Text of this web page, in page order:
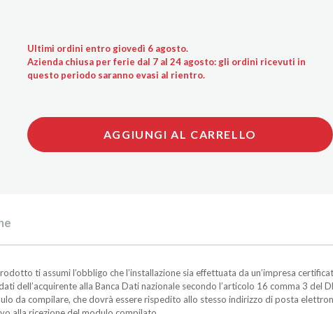
Ultimi ordini entro giovedì 6 agosto.
Azienda chiusa per ferie dal 7 al 24 agosto: gli ordini ricevuti in
questo periodo saranno evasi al rientro.
AGGIUNGI AL CARRELLO
ti assumi l’obbligo che l’installazione sia effettuata da un’impresa
dell’acquirente alla Banca Dati nazionale secondo l’articolo 16 comma 3 del
da compilare, che dovrà essere rispedito allo stesso indirizzo di posta